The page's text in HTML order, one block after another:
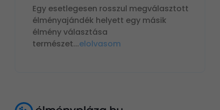
Egy esetlegesen rosszul megválasztott
élményajándék helyett egy másik
élmény választása
természet...elolvasom